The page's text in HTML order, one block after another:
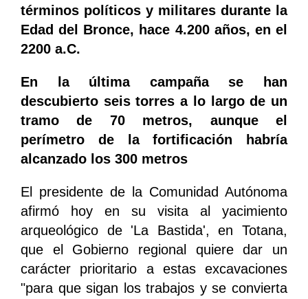
términos políticos y militares durante la
Edad del Bronce, hace 4.200 años, en el
2200 a.C.
En la última campaña se han
descubierto seis torres a lo largo de un
tramo de 70 metros, aunque el
perímetro de la fortificación habría
alcanzado los 300 metros
El presidente de la Comunidad Autónoma
afirmó hoy en su visita al yacimiento
arqueológico de 'La Bastida', en Totana,
que el Gobierno regional quiere dar un
carácter prioritario a estas excavaciones
"para que sigan los trabajos y se convierta